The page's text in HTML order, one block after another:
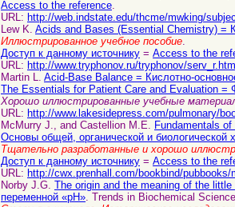
Access to the reference
URL: http://web.indstate.edu/thcme/mwking/
Lew K. Acids and Bases (Essential Chemistry) =
Иллюстрированное учебное пособие
Доступ к данному источнику = Access to the
URL: http://www.tryphonov.ru/tryphonov/
Martin L. Acid-Base Balance = Кислотно-
The Essentials for Patient Care and Evaluation =
Хорошо иллюстрированные учебные
URL: http://www.lakesidepress.com/pulmonary/
McMurry J., and Castellion M.E. Fundamentals
Основы общей, органической и биологической
Тщательно разработанные и хорошо
Доступ к данному источнику = Access to the
URL: http://cwx.prenhall.com/bookbind/pubbooks/
Norby J.G. The origin and the meaning of the
переменной «pH» . Trends in Biochemical